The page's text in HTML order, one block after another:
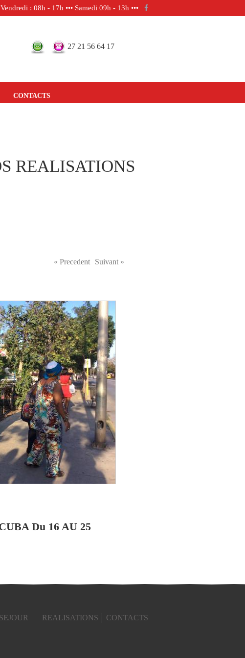
: 08h - 17h ••• Samedi 09h - 13h •••
27 21 56 64 17
CONTACTS
REALISATIONS
« Precedent Suivant »
Du 16 AU 25
REALISATIONS CONTACTS